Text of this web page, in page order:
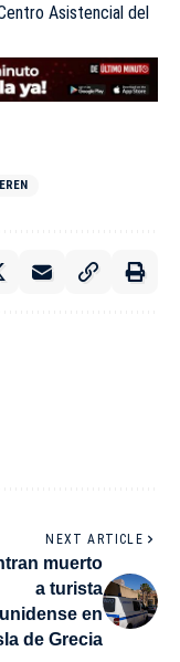
Asistencial del
NEXT ARTICLE
muerto
a turista
en
de Grecia